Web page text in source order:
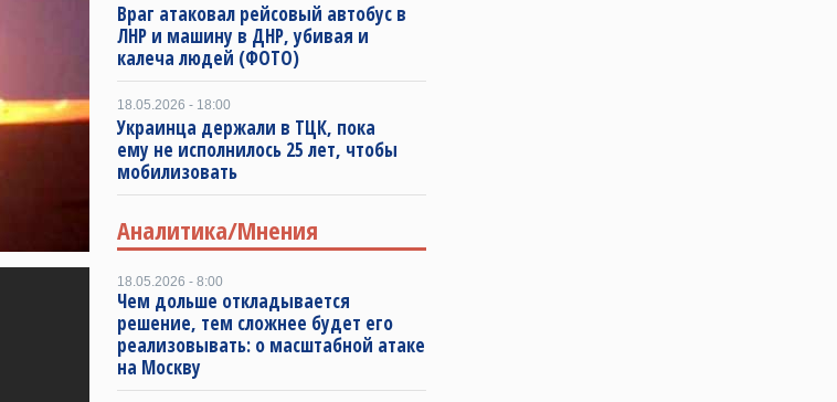
Враг атаковал рейсовый автобус в
ЛНР и машину в ДНР, убивая и
калеча людей (ФОТО)
18.05.2026 - 18:00
Украинца держали в ТЦК, пока
ему не исполнилось 25 лет, чтобы
мобилизовать
Аналитика/Мнения
18.05.2026 - 8:00
Чем дольше откладывается
решение, тем сложнее будет его
реализовывать: о масштабной атаке
на Москву